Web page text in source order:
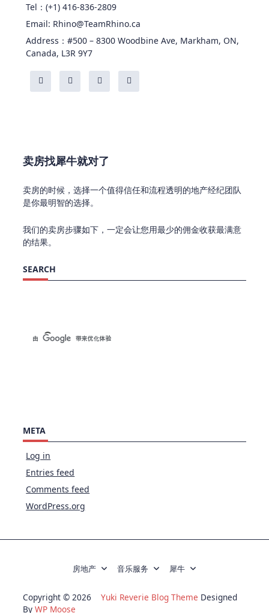
Tel：(+1) 416-836-2809
Email: Rhino@TeamRhino.ca
Address：#500 – 8300 Woodbine Ave, Markham, ON,
Canada, L3R 9Y7
卖房找犀牛就对了
卖房的时候，选择一个值得信任和流程透明的地产经纪团队
是你最明智的选择。
我们的卖房步骤如下，一定会让您用最少的佣金收获最满意
的结果。
SEARCH
META
Log in
Entries feed
Comments feed
WordPress.org
房地产 音乐服务 犀牛
Copyright © 2026 Yuki Reverie Blog Theme Designed
By WP Moose